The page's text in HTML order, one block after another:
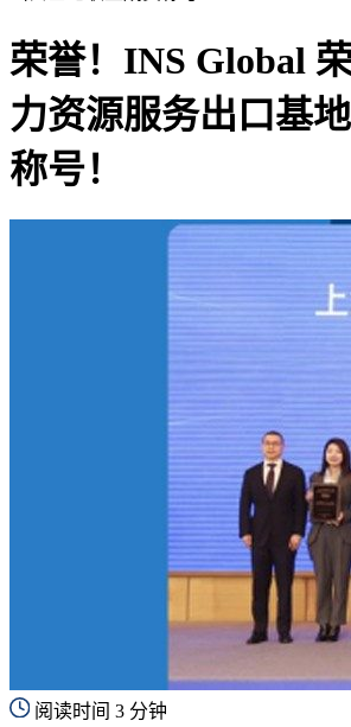
荣誉！INS Global
力资源服务出口基
称号！
阅读时间 3 分钟